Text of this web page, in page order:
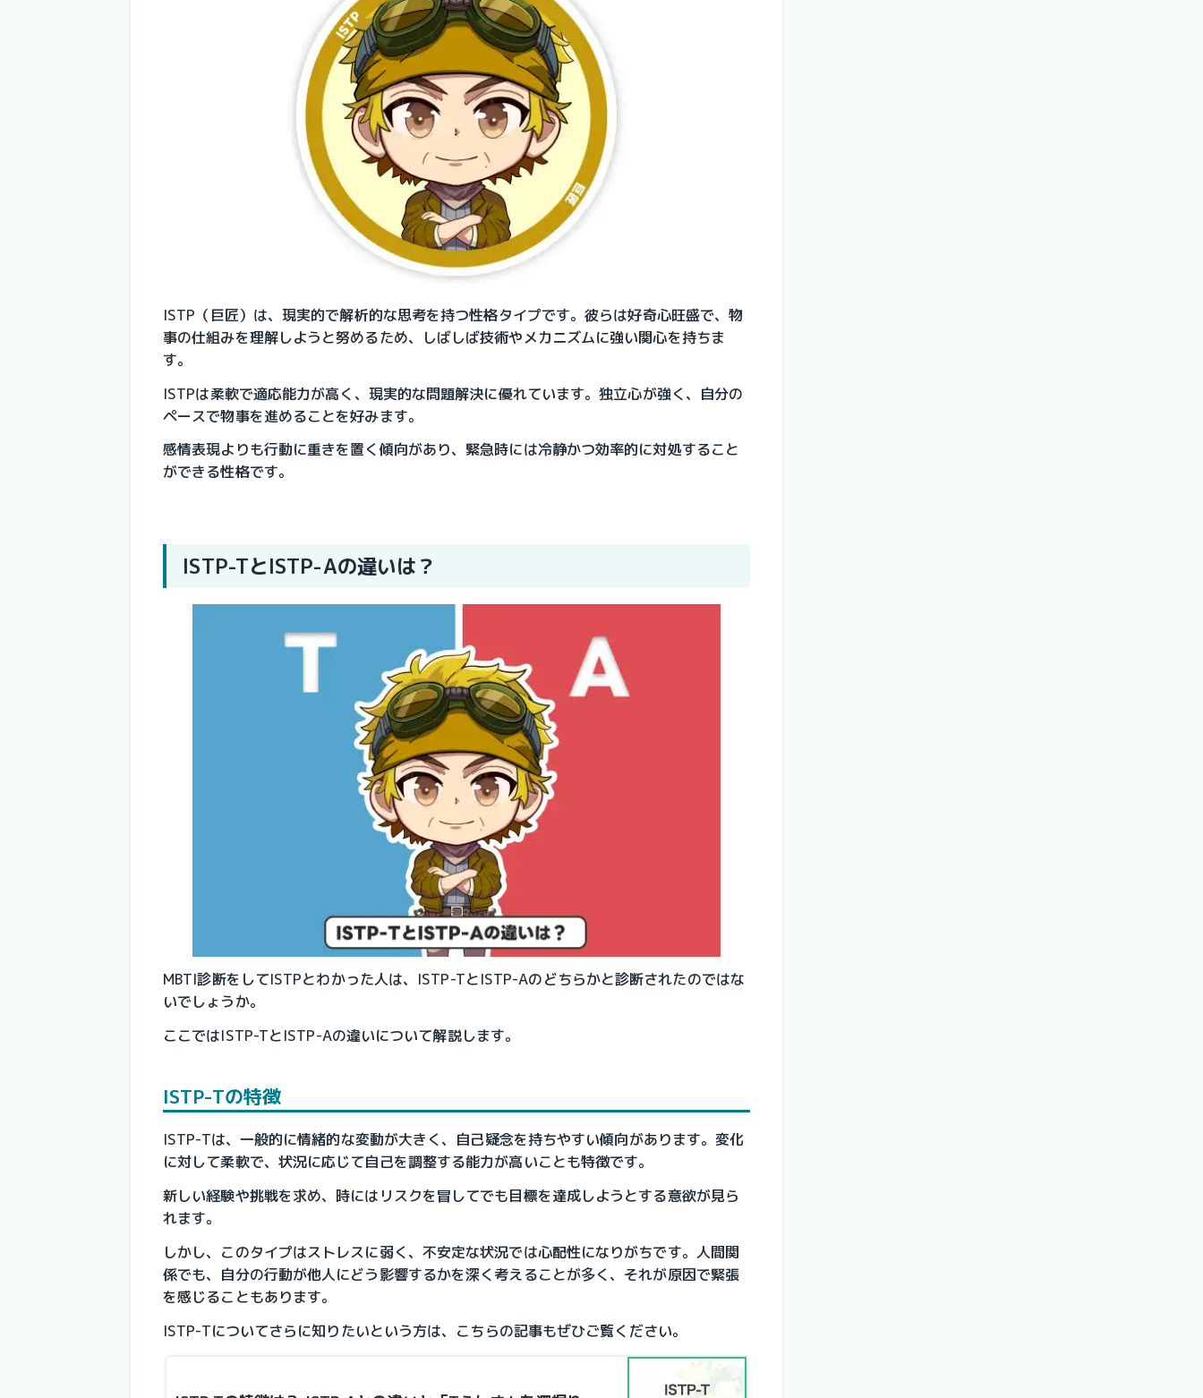
ISTP（巨匠）は、現実的で解析的な思考を持つ性格タイプです。彼らは好奇心旺盛で、物
事の仕組みを理解しようと努めるため、しばしば技術やメカニズムに強い関心を持ちま
す。
ISTPは柔軟で適応能力が高く、現実的な問題解決に優れています。独立心が強く、自分の
ペースで物事を進めることを好みます。
感情表現よりも行動に重きを置く傾向があり、緊急時には冷静かつ効率的に対処すること
ができる性格です。
ISTP-TとISTP-Aの違いは？
MBTI診断をしてISTPとわかった人は、ISTP-TとISTP-Aのどちらかと診断されたのではな
いでしょうか。
ここではISTP-TとISTP-Aの違いについて解説します。
ISTP-Tの特徴
ISTP-Tは、一般的に情緒的な変動が大きく、自己疑念を持ちやすい傾向があります。変化
に対して柔軟で、状況に応じて自己を調整する能力が高いことも特徴です。
新しい経験や挑戦を求め、時にはリスクを冒してでも目標を達成しようとする意欲が見ら
れます。
しかし、このタイプはストレスに弱く、不安定な状況では心配性になりがちです。人間関
係でも、自分の行動が他人にどう影響するかを深く考えることが多く、それが原因で緊張
を感じることもあります。
ISTP-Tについてさらに知りたいという方は、こちらの記事もぜひご覧ください。